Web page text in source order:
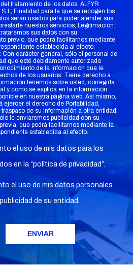
tratamiento de los datos: ALFYR
Finalidad para la que se recogen los
serán usados para poder atender sus
nuestros servicios; Legitimación:
sus datos con su
previo, que podrá facilitarnos mediante
establecida al efecto;
Con carácter general, sólo el personal de
que esté debidamente autorizado
de la información que le
de los usuarios: Tiene derecho a
tenemos sobre usted, corregirla
y como se explica en la información
en nuestra página web. Así mismo,
ejercer el derecho de Portabilidad,
de su información a otra entidad;
le enviaremos publicidad con su
que podrá facilitarnos mediante la
establecida al efecto.
el uso de mis datos para los
en la “política de privacidad”.
el uso de mis datos personales
de su entidad.